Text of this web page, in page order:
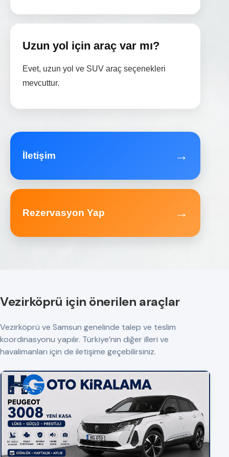
Uzun yol için araç var mı?
Evet, uzun yol ve SUV araç seçenekleri
mevcuttur.
İletişim →
Rezervasyon Yap →
Vezirköprü için önerilen araçlar
Vezirköprü ve Samsun genelinde talep ve teslim
koordinasyonu yapılır. Türkiye’nin diğer illeri ve
havalimanları için de iletişime geçebilirsiniz.